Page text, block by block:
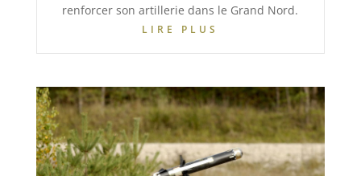
renforcer son artillerie dans le Grand Nord.
LIRE PLUS